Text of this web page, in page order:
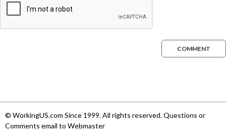
COMMENT
© WorkingUS.com Since 1999. All rights reserved. Questions or
Comments email to Webmaster